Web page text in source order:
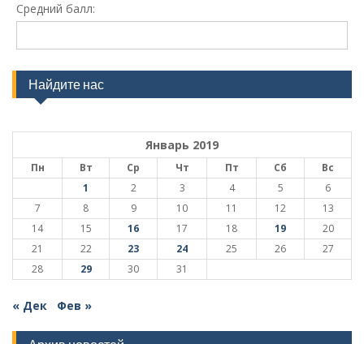
Средний балл:
Найдите нас
Январь 2019
Пн Вт Ср Чт Пт Сб
Вс
1
2 3 4 5
6
7
8 9 10 11 12
13
14
15 16 17 18 19
20
21
22 23 24 25 26
27
28
29 30 31
« Дек Фев »